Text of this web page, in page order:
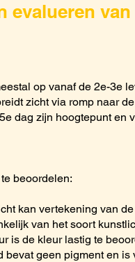
evalueren van
op vanaf de 2e-3e
zicht via romp naar
dag zijn hoogtepunt en
beoordelen:
kan vertekening van
van het soort
is de kleur lastig te
geen pigment en is